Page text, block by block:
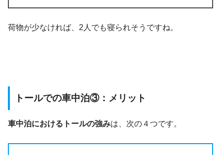
荷物が少なければ、2人でも寝られそうですね。
トールでの車中泊③：メリット
車中泊におけるトールの強みは、次の４つです。